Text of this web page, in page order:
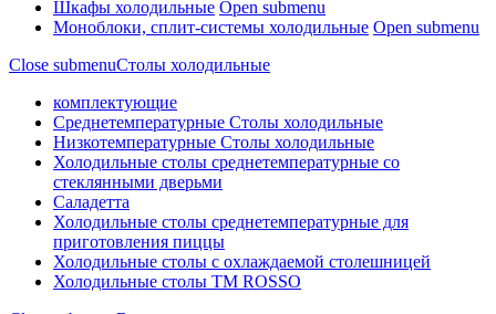
Шкафы холодильные Open submenu
Моноблоки, сплит-системы холодильные Open submenu
Close submenuСтолы холодильные
комплектующие
Среднетемпературные Столы холодильные
Низкотемпературные Столы холодильные
Холодильные столы среднетемпературные со
стеклянными дверьми
Саладетта
Холодильные столы среднетемпературные для
приготовления пиццы
Холодильные столы с охлаждаемой столешницей
Холодильные столы ТМ ROSSO